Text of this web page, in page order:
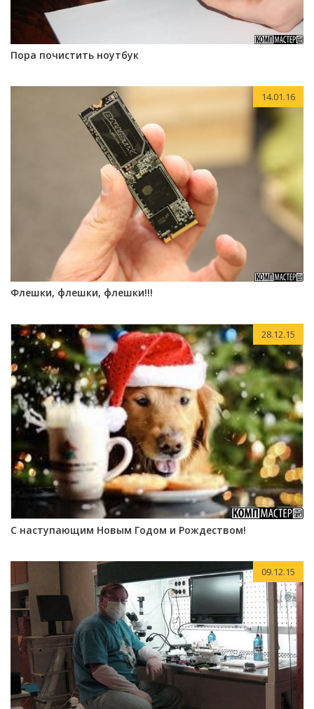
Пора почистить ноутбук
14.01.16
Флешки, флешки, флешки!!!
28.12.15
С наступающим Новым Годом и Рождеством!
09.12.15